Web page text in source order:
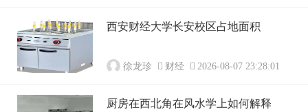
西安财经大学长安校区占地面积
徐龙珍 财经 2026-08-07 23:28:01
厨房在西北角在风水学上如何解释